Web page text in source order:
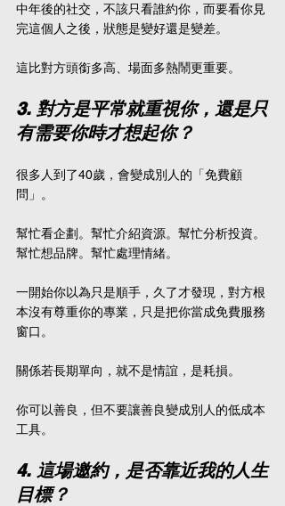
中年後的社交，不該只看誰約你，而要看你見
完這個人之後，狀態是變好還是變差。
這比對方頭銜多高、場面多熱鬧更重要。
3. 對方是平常就重視你，還是只
有需要你時才想起你？
很多人到了40歲，會變成別人的「免費顧
問」。
幫忙看企劃。幫忙介紹資源。幫忙分析投資。
幫忙想品牌。幫忙處理情緒。
一開始你以為只是順手，久了才發現，對方根
本沒有尊重你的專業，只是把你當成免費服務
窗口。
關係若長期單向，就不是情誼，是耗損。
你可以善良，但不要讓善良變成別人的低成本
工具。
4. 這場邀約，是否靠近我的人生
目標？